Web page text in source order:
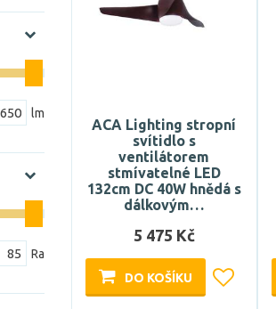
ACA Lighting stropní
svítidlo s
ventilátorem
stmívatelné LED
132cm DC 40W hnědá s
dálkovým…
5 475 Kč
DO KOŠÍKU